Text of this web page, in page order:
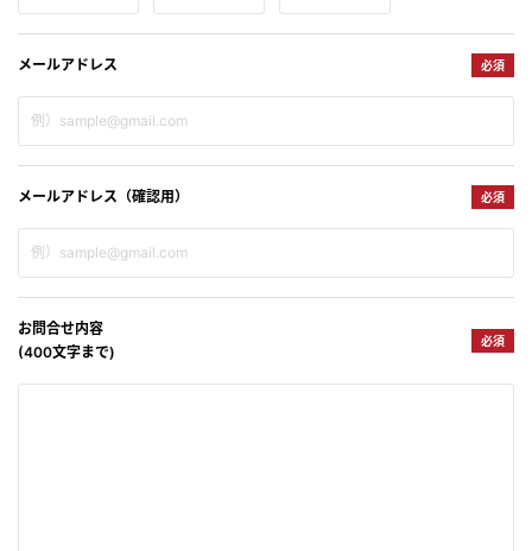
メールアドレス 必須
メールアドレス（確認用） 必須
お問合せ内容
(400文字まで)
必須